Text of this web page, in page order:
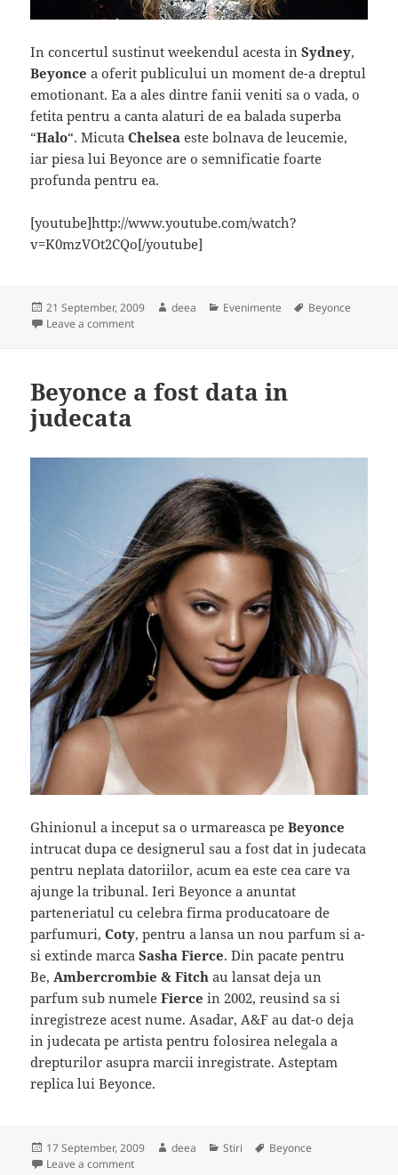
In concertul sustinut weekendul acesta inSydney,
Beyoncea oferit publicului un moment de-a dreptul
emotionant. Ea a ales dintre fanii veniti sa o vada, o
fetita pentru a canta alaturi de ea balada superba
“Halo“. MicutaChelsea este bolnava de leucemie,
iar piesa lui Beyonce are o semnificatie foarte
profunda pentru ea.
[youtube]http://www.youtube.com/watch?
v=K0mzVOt2CQo[/youtube]
Posted
on
21 September, 2009 Author
deea Categories
Evenimente Tags
Beyonce
Leave a commenton Beyonce canta alaturi de fani
Beyonce a fost data in
judecata
Ghinionul a inceput sa o urmareasca peBeyonce
intrucat dupa ce designerul sau a fost dat in judecata
pentru neplata datoriilor, acum ea este cea care va
ajunge la tribunal. Ieri Beyonce a anuntat
parteneriatul cu celebra firma producatoare de
parfumuri,Coty, pentru a lansa un nou parfum si a-
si extinde marcaSasha Fierce. Din pacate pentru
Be,Ambercrombie & Fitch au lansat deja un
parfum sub numele Fierce in 2002, reusind sa si
inregistreze acest nume. Asadar, A&F au dat-o deja
in judecata pe artista pentru folosirea nelegala a
drepturilor asupra marcii inregistrate. Asteptam
replica lui Beyonce.
Posted
on
17 September, 2009 Author
deea Categories
Stiri Tags
Beyonce
Leave a commenton Beyonce a fost data in judecata